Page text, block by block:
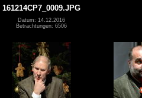
161214CP7_0009.JPG
Datum: 14.12.2016
Betrachtungen: 6506